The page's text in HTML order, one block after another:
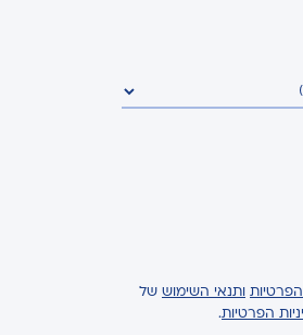
הפרטיות ותנאי השימוש של
הפרטיות.